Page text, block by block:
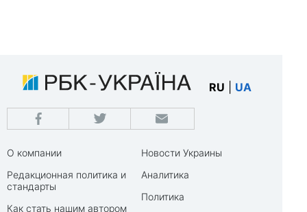
RU UA
О компании
Редакционная политика и
стандарты
Как стать нашим автором
Новости Украины
Аналитика
Политика